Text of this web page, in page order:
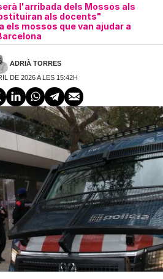
l'arribada dels Mossos als
als docents"
els mossos que van ajudar a
ADRIÀ TORRES
DE 2026 A LES 15:42H